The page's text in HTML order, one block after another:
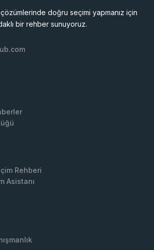
doğru seçimi yapmanız için
bir rehber sunuyoruz.
Rehberi
Asistanı